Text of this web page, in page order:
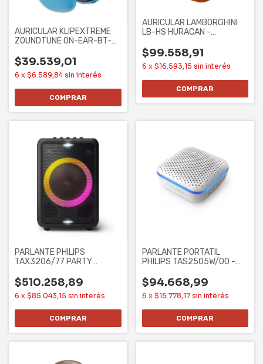
AURICULAR KLIPEXTREME
ZOUNDTUNE ON-EAR-BT-
$39.539,01
6 x $6.589,84 sin interés
AURICULAR LAMBORGHINI
LB-HS HURACAN -
$99.558,91
6 x $16.593,15 sin interés
PARLANTE PHILIPS
TAX3206/77 PARTY
WOOFER
$510.258,89
6 x $85.043,15 sin interés
PARLANTE PORTATIL
PHILIPS TAS2505W/00 -
$94.668,99
6 x $15.778,17 sin interés